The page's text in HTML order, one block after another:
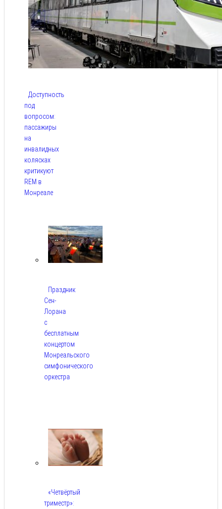
Доступность
под
вопросом:
пассажиры
на
инвалидных
колясках
критикуют
REM в
Монреале
Праздник
Сен-
Лорана
с
бесплатным
концертом
Монреальского
симфонического
оркестра
«Четвёртый
триместр»: